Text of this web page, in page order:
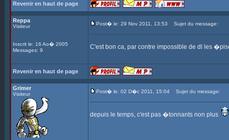
Revenir en haut de page
Reppa
Visiteur
Inscrit le: 16 Ao� 2005
Messages: 9
Post� le: 29 Nov 2011, 13:53 Sujet du message:
C'est bon ca, par contre impossible de dl les
Revenir en haut de page
Grimer
Visiteur Post� le: 02 D�c 2011, 15:04 Sujet du message:
depuis le temps, c'est pas �tonnants non plus